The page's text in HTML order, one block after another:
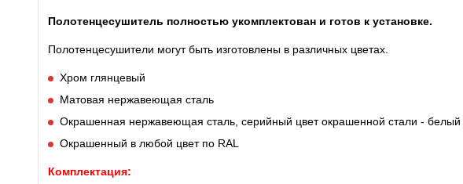
Полотенцесушитель полностью укомплектован и готов к установке.
Полотенцесушители могутбыть изготовлены в различных цветах.
Хром глянцевый
Матовая нержавеющая сталь
Окрашенная нержавеющая сталь, серийный цвет окрашенной стали - белый
Окрашенный в любой цвет по RAL
Комплектация: